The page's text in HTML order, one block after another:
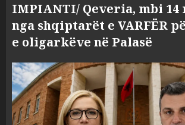
IMPIANTI/ Qeveria, mbi 14
nga shqiptarët e VARFËR
e oligarkëve në Palasë